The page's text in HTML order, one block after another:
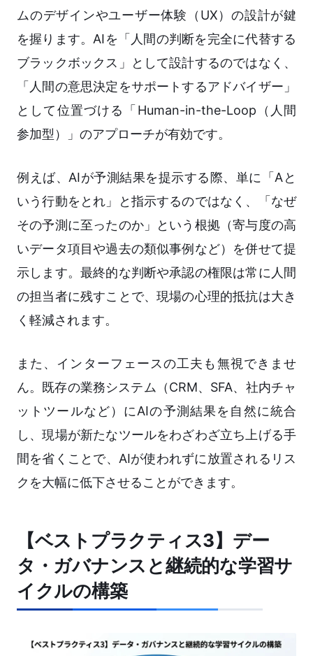
ムのデザインやユーザー体験（UX）の設計が鍵
を握ります。AIを「人間の判断を完全に代替する
ブラックボックス」として設計するのではなく、
「人間の意思決定をサポートするアドバイザー」
として位置づける「Human-in-the-Loop（人間
参加型）」のアプローチが有効です。
例えば、AIが予測結果を提示する際、単に「Aと
いう行動をとれ」と指示するのではなく、「なぜ
その予測に至ったのか」という根拠（寄与度の高
いデータ項目や過去の類似事例など）を併せて提
示します。最終的な判断や承認の権限は常に人間
の担当者に残すことで、現場の心理的抵抗は大き
く軽減されます。
また、インターフェースの工夫も無視できませ
ん。既存の業務システム（CRM、SFA、社内チャ
ットツールなど）にAIの予測結果を自然に統合
し、現場が新たなツールをわざわざ立ち上げる手
間を省くことで、AIが使われずに放置されるリス
クを大幅に低下させることができます。
【ベストプラクティス3】デー
タ・ガバナンスと継続的な学習サ
イクルの構築